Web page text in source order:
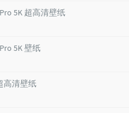
5K 超高清壁纸
5K 壁纸
高清壁纸